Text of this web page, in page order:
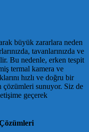
büyük zararlara neden
tavanlarınızda ve
Bu nedenle, erken tespit
termal kamera ve
hızlı ve doğru bir
çözümleri sunuyor. Siz de
geçerek